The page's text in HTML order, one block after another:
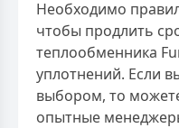
Необходимо
чтобы продлить
теплообменника
уплотнений. Если
выбором, то
опытные